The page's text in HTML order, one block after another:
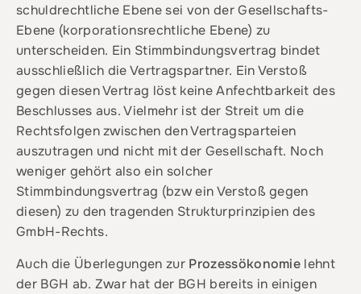
schuldrechtliche Ebene sei von der Gesellschafts-
Ebene (korporationsrechtliche Ebene) zu
unterscheiden. Ein Stimmbindungsvertrag bindet
ausschließlich die Vertragspartner. Ein Verstoß
gegen diesen Vertrag löst keine Anfechtbarkeit des
Beschlusses aus. Vielmehr ist der Streit um die
Rechtsfolgen zwischen den Vertragsparteien
auszutragen und nicht mit der Gesellschaft. Noch
weniger gehört also ein solcher
Stimmbindungsvertrag (bzw ein Verstoß gegen
diesen) zu den tragenden Strukturprinzipien des
GmbH-Rechts.
Auch die Überlegungen zur Prozessökonomie lehnt
der BGH ab. Zwar hat der BGH bereits in einigen